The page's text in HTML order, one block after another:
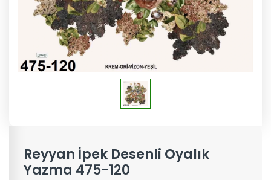
Reyyan İpek Desenli Oyalık
Yazma 475-120